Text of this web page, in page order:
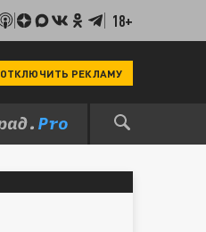
18+
ОТКЛЮЧИТЬ РЕКЛАМУ